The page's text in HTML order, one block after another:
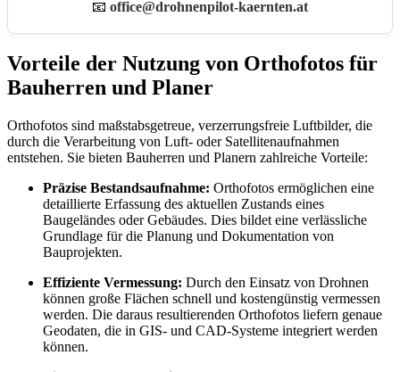
📧 office@drohnenpilot-kaernten.at
Vorteile der Nutzung von Orthofotos für
Bauherren und Planer
Orthofotos sind maßstabsgetreue, verzerrungsfreie Luftbilder, die
durch die Verarbeitung von Luft- oder Satellitenaufnahmen
entstehen. Sie bieten Bauherren und Planern zahlreiche Vorteile:
Präzise Bestandsaufnahme: Orthofotos ermöglichen eine
detaillierte Erfassung des aktuellen Zustands eines
Baugeländes oder Gebäudes. Dies bildet eine verlässliche
Grundlage für die Planung und Dokumentation von
Bauprojekten.
Effiziente Vermessung: Durch den Einsatz von Drohnen
können große Flächen schnell und kostengünstig vermessen
werden. Die daraus resultierenden Orthofotos liefern genaue
Geodaten, die in GIS- und CAD-Systeme integriert werden
können.